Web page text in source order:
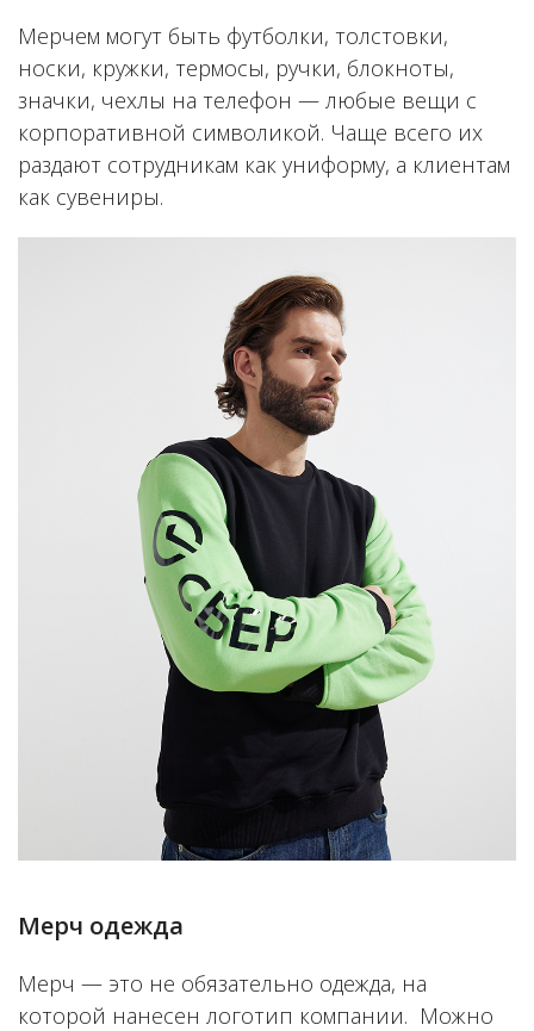
Мерчем могут быть футболки, толстовки,
носки, кружки, термосы, ручки, блокноты,
значки, чехлы на телефон — любые вещи с
корпоративной символикой. Чаще всего их
раздают сотрудникам как униформу, а клиентам
как сувениры.
Мерч одежда
Мерч — это не обязательно одежда, на
которой нанесен логотип компании. Можно